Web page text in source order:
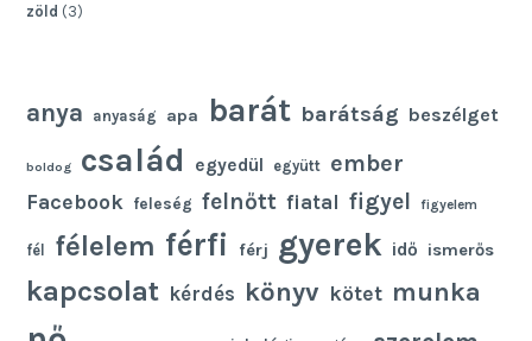
zöld (3)
anya anyaság apa barát barátság beszélget
boldog család egyedül együtt ember
Facebook feleség felnőtt fiatal figyel figyelem
fél félelem férfi férj gyerek idő ismerős
kapcsolat kérdés könyv kötet munka